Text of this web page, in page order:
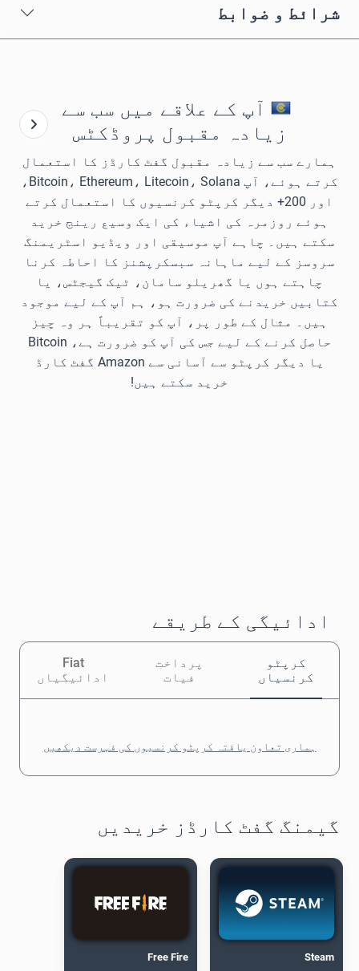
شرائط و ضوابط
آپ کے علاقے میں سب سے
زیادہ مقبول پروڈکٹس
ہمارے سب سے زیادہ مقبول گفٹ کارڈز کا استعمال
کرتے ہوئے، آپ Bitcoin، Ethereum، Litecoin، Solana،
اور 200+ دیگر کرپٹو کرنسیوں کا استعمال کرتے
ہوئے روزمرہ کی اشیاء کی ایک وسیع رینج خرید
سکتے ہیں۔ چاہے آپ موسیقی اور ویڈیو اسٹریمنگ
سروسز کے لیے ماہانہ سبسکرپشنز کا احاطہ کرنا
چاہتے ہوں یا گھریلو سامان، ٹیک گیجٹس، یا
کتابیں خریدنے کی ضرورت ہو، ہم آپ کے لیے موجود
ہیں۔ مثال کے طور پر، آپ کو تقریباً ہر وہ چیز
حاصل کرنے کے لیے جس کی آپ کو ضرورت ہے، Bitcoin
یا دیگر کرپٹو سے آسانی سے Amazon گفٹ کارڈ
خرید سکتے ہیں!
ادائیگی کے طریقے
کرپٹو
کرنسیاں
پرداخت
فیات
Fiat
ادائیگیاں
ہماری تعاون یافتہ کرپٹو کرنسیوں کی فہرست دیکھیں
گیمنگ گفٹ کارڈز خریدیں
Steam
Free Fire